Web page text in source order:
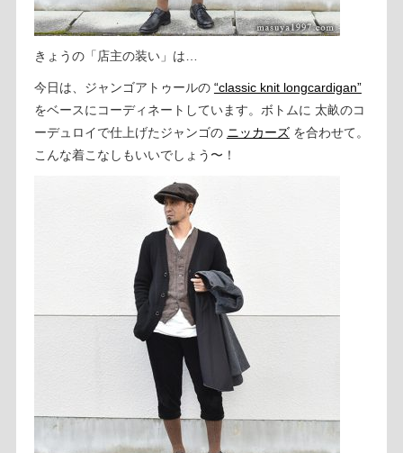
きょうの「店主の装い」は…
今日は、ジャンゴアトゥールの “classic knit longcardigan”
をベースにコーディネートしています。ボトムに 太畝のコ
ーデュロイで仕上げたジャンゴの ニッカーズを合わせて。
こんな着こなしもいいでしょう〜！